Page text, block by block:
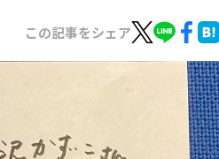
この記事をシェア